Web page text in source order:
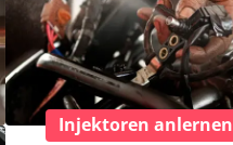
Injektoren anlernen